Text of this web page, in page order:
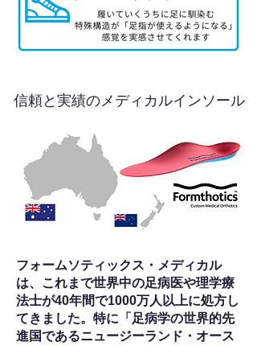
信頼と実績のメディカルインソール
フォームソティックス・メディカル
は、これまで世界中の足病医や理学療
法士が40年間で1000万人以上に処方し
てきました。特に「足病学の世界的先
進国であるニュージーランド・オース